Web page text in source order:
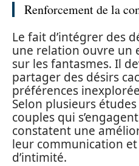
Renforcement de la
Le fait d’intégrer des
une relation ouvre un
sur les fantasmes. Il
partager des désirs
préférences
Selon plusieurs
couples qui
constatent une
leur communication
d’intimité.